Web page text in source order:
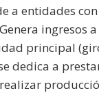
a entidades
ingresos
principal
dedica a